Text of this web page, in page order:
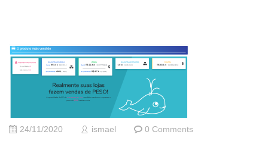
24/11/2020 ismael 0 Comments